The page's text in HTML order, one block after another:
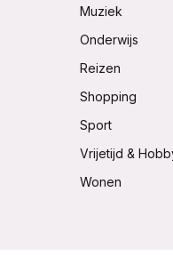
Muziek
Onderwijs
Reizen
Shopping
Sport
Vrijetijd &
Wonen